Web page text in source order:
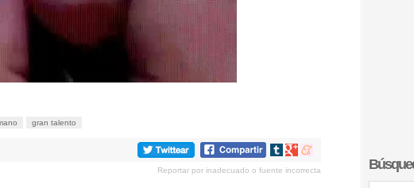
gran talento
Compartir
tumblr
Compartir
Google+
Compartir
meneame
Reportar por inadecuado o fuente incorrecta